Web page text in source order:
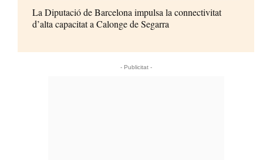
La Diputació de Barcelona impulsa la connectivitat
d’alta capacitat a Calonge de Segarra
- Publicitat -